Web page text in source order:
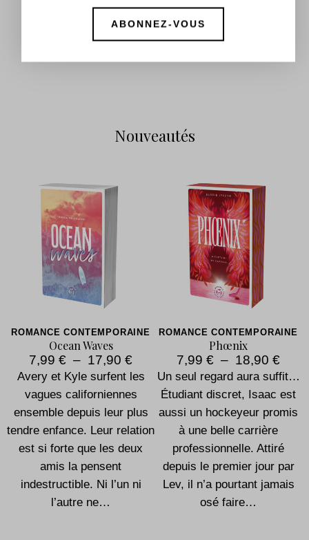
Nouveautés
ROMANCE CONTEMPORAINE
Ocean Waves
7,99 € – 17,90 €
Avery et Kyle surfent les
vagues californiennes
ensemble depuis leur plus
tendre enfance. Leur relation
est si forte que les deux
amis la pensent
indestructible. Ni l’un ni
l’autre ne…
ROMANCE CONTEMPORAINE
Phœnix
7,99 € – 18,90 €
Un seul regard aura suffit…
Étudiant discret, Isaac est
aussi un hockeyeur promis
à une belle carrière
professionnelle. Attiré
depuis le premier jour par
Lev, il n’a pourtant jamais
osé faire…